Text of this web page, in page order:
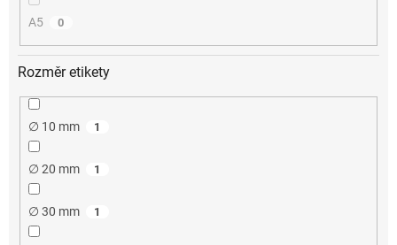
A5 0
Rozměr etikety
∅ 10 mm 1
∅ 20 mm 1
∅ 30 mm 1